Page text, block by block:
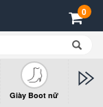
0
Giày Boot nữ